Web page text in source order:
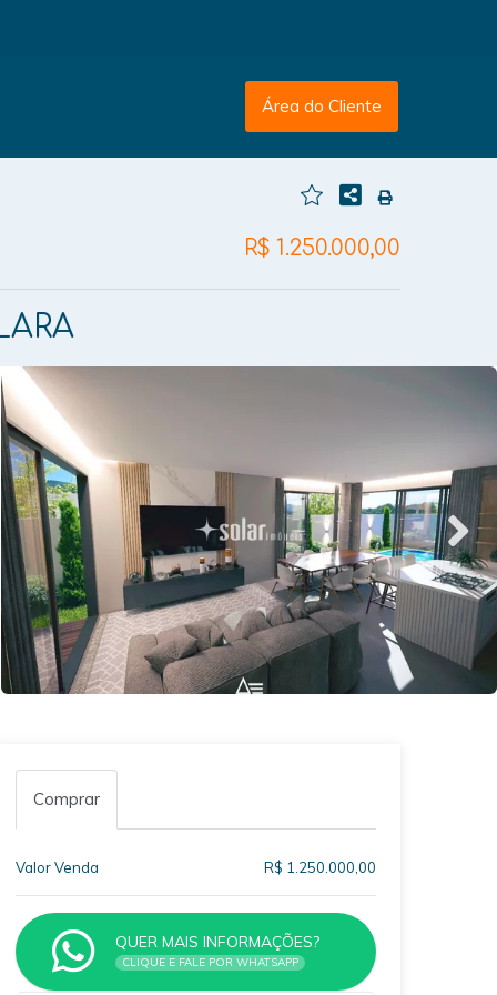
Área do Cliente
R$ 1.250.000,00
Comprar
Valor Venda R$ 1.250.000,00
QUER MAIS INFORMAÇÕES?
CLIQUE E FALE POR WHATSAPP